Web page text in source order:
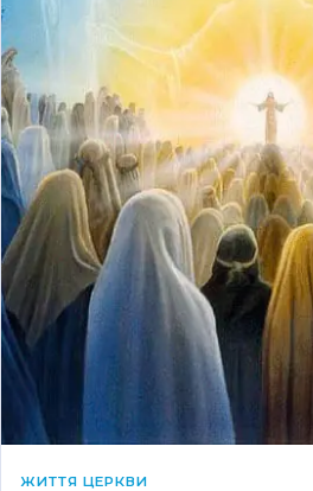
ЖИТТЯ ЦЕРКВИ